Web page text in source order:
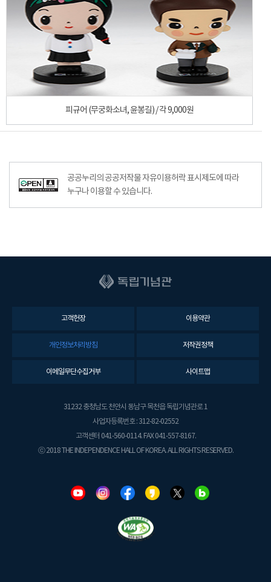
피규어 (무궁화소녀, 윤봉길) / 각 9,000원
공공누리공공저작물자유이용허락–출처표시이미지
공공누리의 공공저작물 자유이용허락 표시제도에 따라
누구나 이용할 수 있습니다.
고객헌장 이용약관
개인정보처리방침 저작권정책
이메일무단수집거부 사이트맵
31232 충청남도 천안시 동남구 목천읍 독립기념관로 1
사업자등록번호 : 312-82-02552
고객센터 041-560-0114. FAX 041-557-8167.
ⓒ 2018 THE INDEPENDENCE HALL OF KOREA. ALL RIGHTS RESERVED.